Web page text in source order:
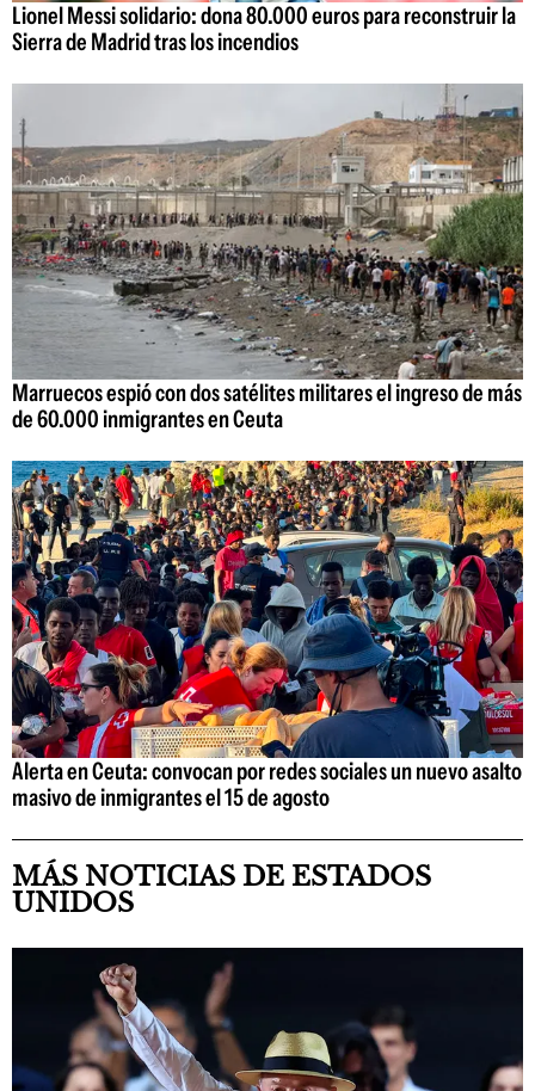
Lionel Messi solidario: dona 80.000 euros para reconstruir la
Sierra de Madrid tras los incendios
Marruecos espió con dos satélites militares el ingreso de más
de 60.000 inmigrantes en Ceuta
Alerta en Ceuta: convocan por redes sociales un nuevo asalto
masivo de inmigrantes el 15 de agosto
MÁS NOTICIAS DE ESTADOS
UNIDOS